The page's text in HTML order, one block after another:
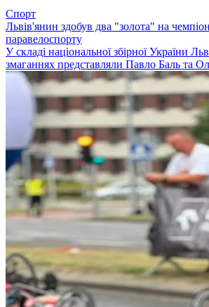
Спорт
Львів'янин здобув два "золота" на
паравелоспорту
У складі національної збірної України
змаганнях представляли Павло Баль та